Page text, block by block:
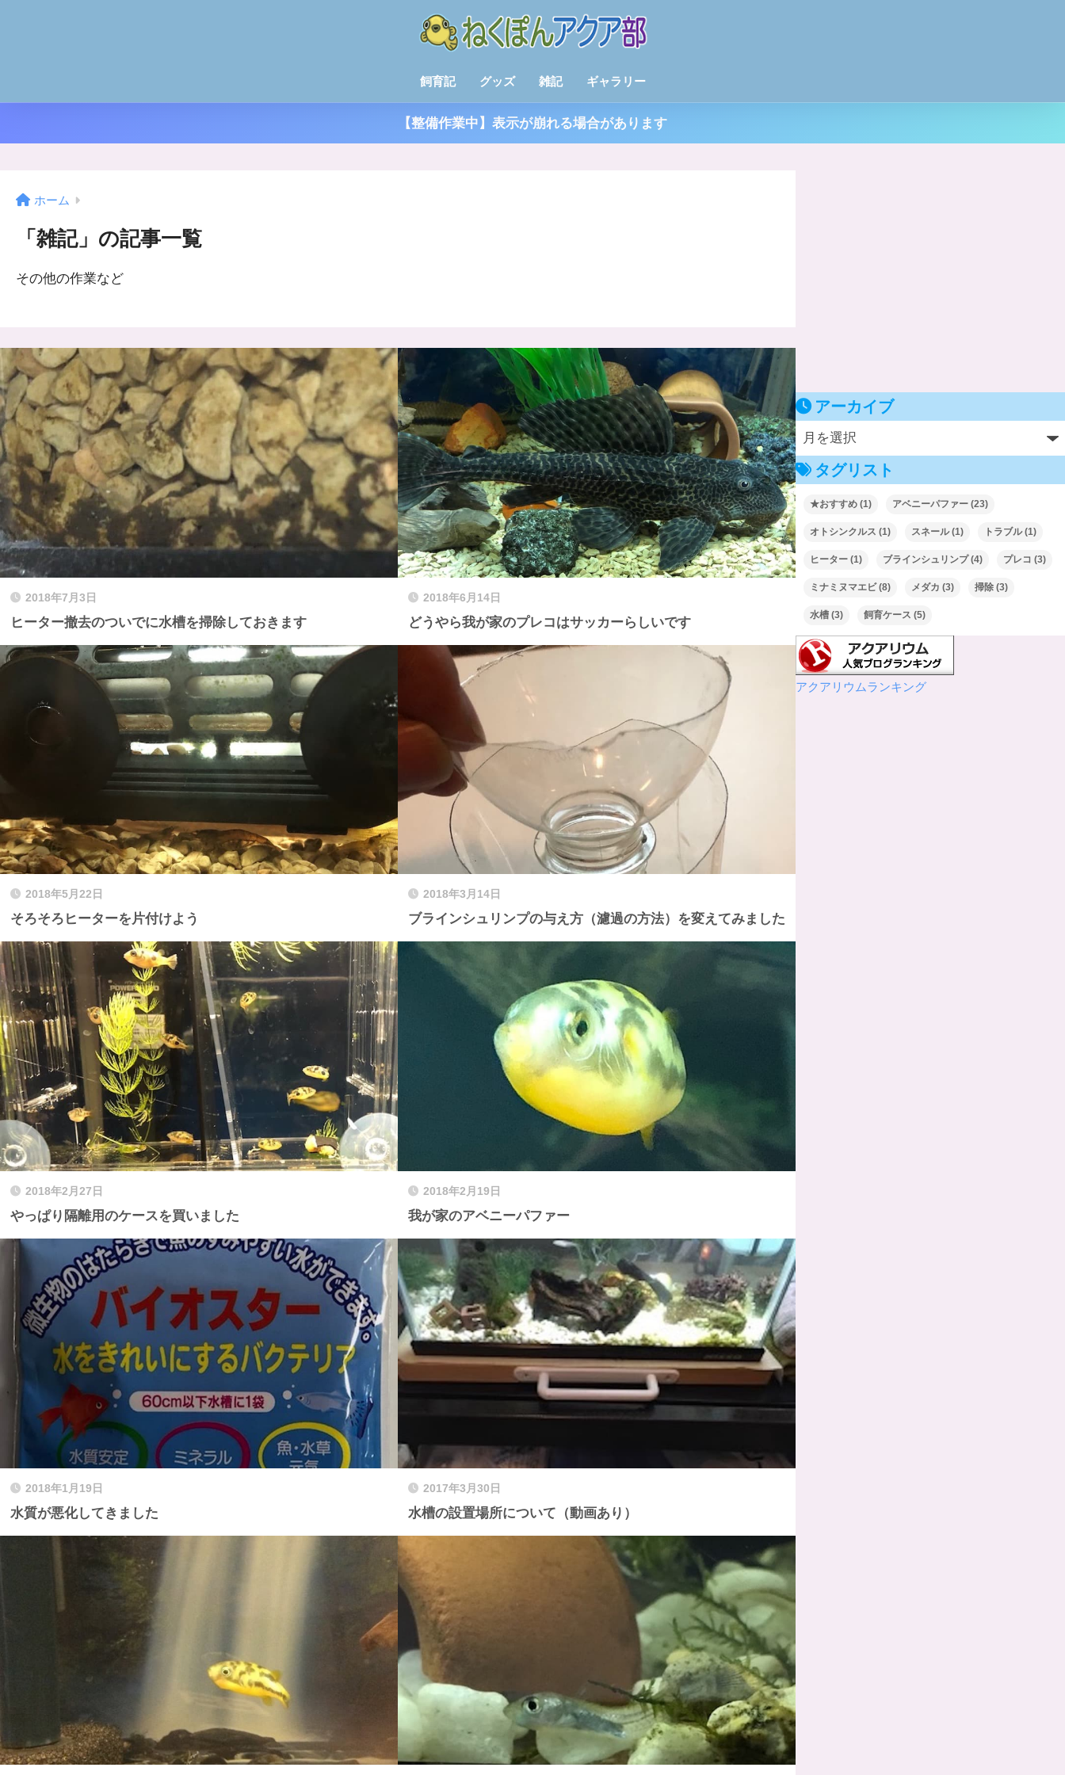
飼育記 グッズ 雑記 ギャラリー
【整備作業中】表示が崩れる場合があります
ホーム
「雑記」の記事一覧
その他の作業など
2018年7月3日
ヒーター撤去のついでに水槽を掃除しておきます
2018年6月14日
どうやら我が家のプレコはサッカーらしいです
2018年5月22日
そろそろヒーターを片付けよう
2018年3月14日
ブラインシュリンプの与え方（濾過の方法）を変えてみました
2018年2月27日
やっぱり隔離用のケースを買いました
2018年2月19日
我が家のアベニーパファー
2018年1月19日
水質が悪化してきました
2017年3月30日
水槽の設置場所について（動画あり）
アーカイブ
タグリスト
★おすすめ (1) アベニーパファー (23)
オトシンクルス (1) スネール(1) トラブル(1)
ヒーター (1) ブラインシュリンプ(4) プレコ (3)
ミナミヌマエビ(8) メダカ (3) 掃除 (3)
水槽 (3) 飼育ケース (5)
アクアリウムランキング